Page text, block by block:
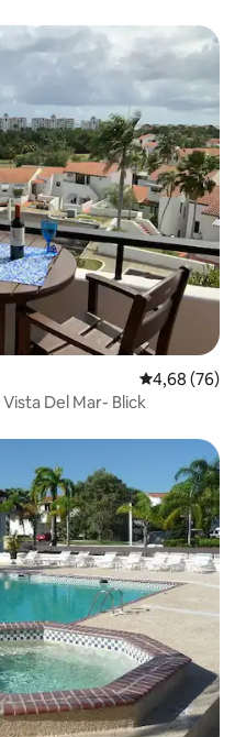
4,68 (76)
2, Vista Del Mar- Blick